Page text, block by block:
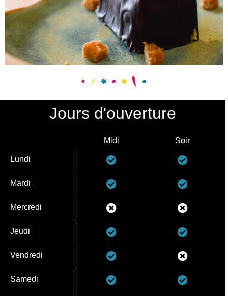
Jours d'ouverture
Midi Soir
Lundi
Mardi
Mercredi
Jeudi
Vendredi
Samedi